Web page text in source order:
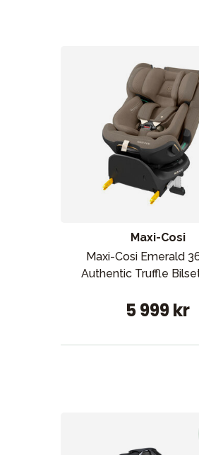
Maxi-Cosi
Maxi-Cosi Emerald
Authentic Truffle
5 999 kr